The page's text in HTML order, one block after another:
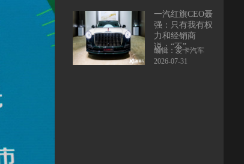
一汽红旗CEO聂
强：只有我有权
力和经销商
说：“不”
编辑：爱卡汽车
2026-07-31